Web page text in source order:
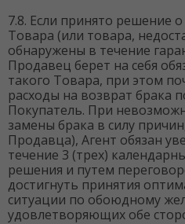
7.8. Если принято решение
Товара (или товара,
обнаружены в течение
Продавец берет на себя
такого Товара, при этом
расходы на возврат брака
Покупатель. При
замены брака в силу
Продавца), Агент обязан
течение 3 (трех)
решения и путем
достигнуть принятия
ситуации по обоюдному
удовлетворяющих обе